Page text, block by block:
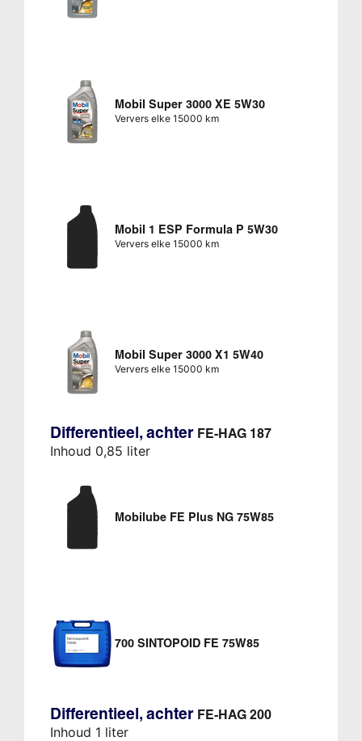
Mobil Super 3000 XE 5W30
Ververs elke 15000 km
Mobil 1 ESP Formula P 5W30
Ververs elke 15000 km
Mobil Super 3000 X1 5W40
Ververs elke 15000 km
Differentieel, achter FE-HAG 187
Inhoud 0,85 liter
Mobilube FE Plus NG 75W85
700 SINTOPOID FE 75W85
Differentieel, achter FE-HAG 200
Inhoud 1 liter